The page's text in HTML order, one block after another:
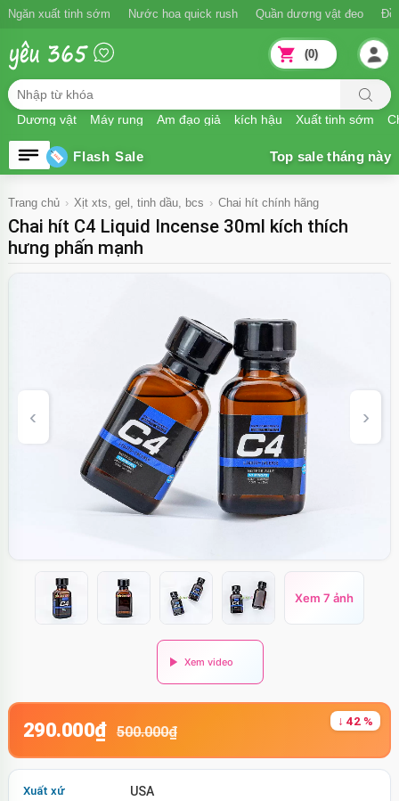
Ngăn xuất tinh sớm Nước hoa quick rush Quần dương vật đeo Đồ
Dương vật Máy rung Âm đạo giả kích hậu Xuất tinh sớm
(0)
Flash Sale
Trang chủ Xịt xts, gel, tinh dầu, bcs Chai hít chính hãng
Chai hít C4 Liquid Incense 30ml kích thích
hưng phấn mạnh
Xem 7 ảnh
290.000₫ 500.000₫
↓ 42 %
Xuất xứ USA